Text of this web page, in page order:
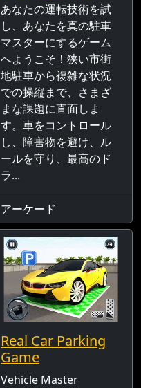
あなたの運転技術を試
し、あなたを真の駐車
マスターにするゲーム
へようこそ！狭い市街
地駐車から複雑な状況
での操縦まで、さまざ
まな課題に直面しま
す。車をコントロール
し、障害物を避け、ル
ールを守り、最高のド
ラ...
アーケード
Real Car Parking
Game
Vehicle Master